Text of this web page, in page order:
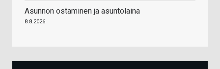
Asunnon ostaminen ja asuntolaina
8.8.2026